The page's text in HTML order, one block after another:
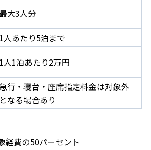
大3人分
1人あたり5泊まで
1人1泊あたり2万円
行・寝台・座席指定料金は対象外
となる場合あり
経費の50パーセント